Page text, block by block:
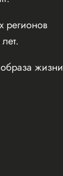
регионов
жизни